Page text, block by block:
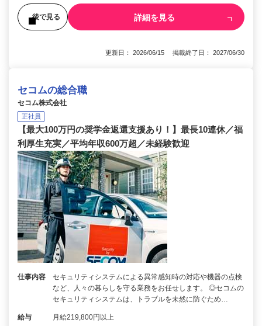
後で見る 詳細を見る
更新日： 2026/06/15 掲載終了日： 2027/06/30
セコムの総合職
セコム株式会社
正社員
【最大100万円の奨学金返還支援あり！】最長10連休／福
利厚生充実／平均年収600万超／未経験歓迎
仕事内容
セキュリティシステムによる異常感知時の対応や機器の点検
など、人々の暮らしを守る業務をお任せします。 ◎セコムの
セキュリティシステムは、トラブルを未然に防ぐため…
給与 月給219,800円以上